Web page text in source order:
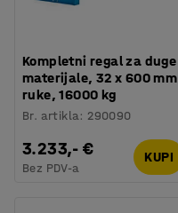
Kompletni regal za duge
materijale, 32 x 600 mm
ruke, 16000 kg
Br. artikla: 290090
3.233,- €
Bez PDV-a
KUPI